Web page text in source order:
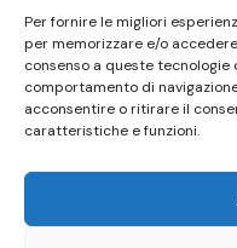
Per fornire le migliori
per memorizzare e/o
consenso a queste
comportamento di
acconsentire o ritirare il
caratteristiche e funzioni.
“Armonie d’arte”